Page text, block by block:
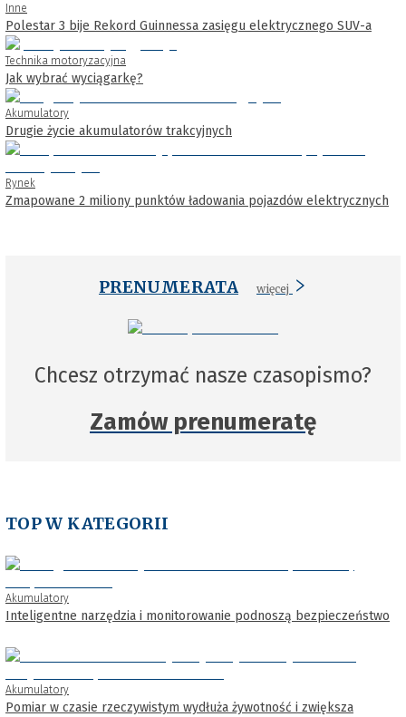
Inne
Polestar 3 bije Rekord Guinnessa zasięgu elektrycznego SUV-a
Technika motoryzacyjna
Jak wybrać wyciągarkę?
Akumulatory
Drugie życie akumulatorów trakcyjnych
Rynek
Zmapowane 2 miliony punktów ładowania pojazdów elektrycznych
PRENUMERATA więcej
Chcesz otrzymać nasze czasopismo?
Zamów prenumeratę
TOP W KATEGORII
Akumulatory
Inteligentne narzędzia i monitorowanie podnoszą bezpieczeństwo
Akumulatory
Pomiar w czasie rzeczywistym wydłuża żywotność i zwiększa